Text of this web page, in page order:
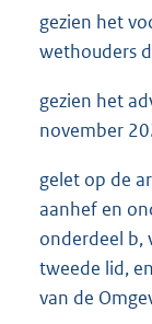
gezien het
wethouders
gezien het
november
gelet op de
aanhef en
onderdeel b,
tweede lid,
van de